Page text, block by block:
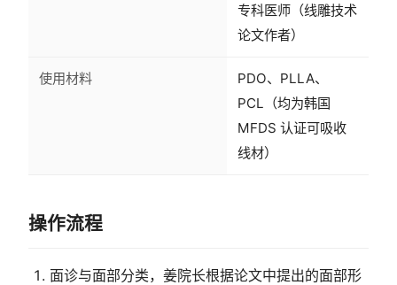
专科医师（线雕技术
论文作者）
使用材料
PDO、PLLA、
PCL（均为韩国
MFDS 认证可吸收
线材）
操作流程
面诊与面部分类，姜院长根据论文中提出的面部形